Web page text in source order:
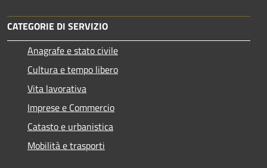
CATEGORIE DI SERVIZIO
Anagrafe e stato civile
Cultura e tempo libero
Vita lavorativa
Imprese e Commercio
Catasto e urbanistica
Mobilità e trasporti